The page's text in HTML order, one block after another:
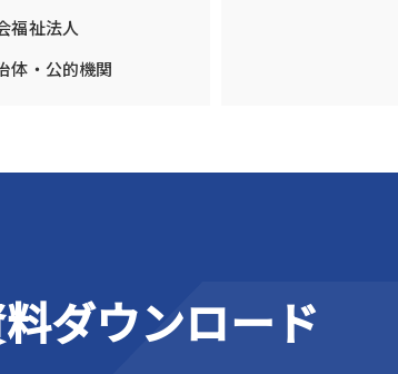
福祉法人
体・公的機関
ダウンロード